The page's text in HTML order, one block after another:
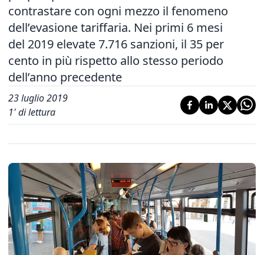
contrastare con ogni mezzo il fenomeno
dell’evasione tariffaria. Nei primi 6 mesi
del 2019 elevate 7.716 sanzioni, il 35 per
cento in più rispetto allo stesso periodo
dell’anno precedente
23 luglio 2019
1' di lettura